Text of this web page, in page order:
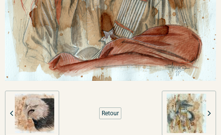
Retour